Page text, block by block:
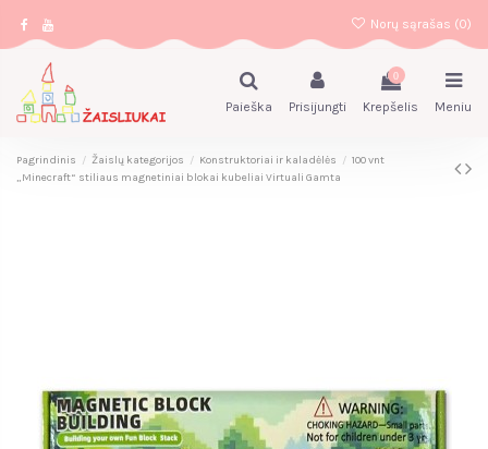
Norų sąrašas (0)
Paieška Prisijungti
0
Krepšelis Meniu
Pagrindinis Žaislų kategorijos Konstruktoriai ir kaladėlės
100 vnt
„Minecraft“ stiliaus magnetiniai blokai kubeliai Virtuali Gamta